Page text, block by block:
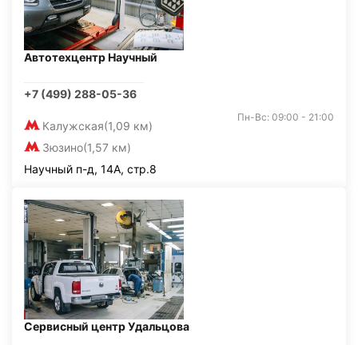
Автотехцентр Научный
+7 (499) 288-05-36
Калужская(1,09 км)
Зюзино(1,57 км)
Пн-Вс: 09:00 - 21:00
Научный п-д, 14А, стр.8
Сервисный центр Удальцова